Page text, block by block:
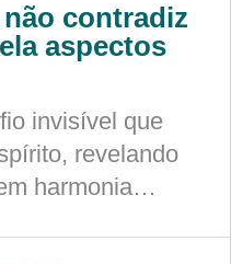
contradiz
aspectos
invisível que
revelando
harmonia…